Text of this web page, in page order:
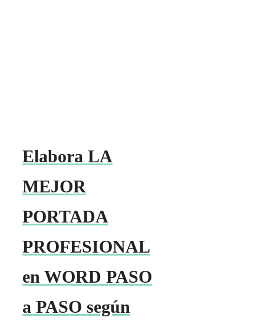
Elabora LA
MEJOR
PORTADA
PROFESIONAL
en WORD PASO
a PASO según